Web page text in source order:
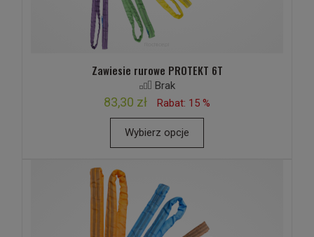
Zawiesie rurowe PROTEKT 6T
Brak
83,30 zł Rabat: 15 %
Wybierz opcje